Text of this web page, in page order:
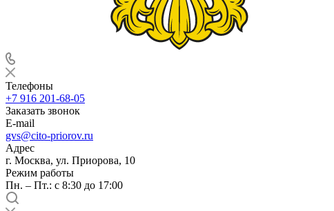
Телефоны
+7 916 201-68-05
Заказать звонок
E-mail
gvs@cito-priorov.ru
Адрес
г. Москва, ул. Приорова, 10
Режим работы
Пн. – Пт.: с 8:30 до 17:00